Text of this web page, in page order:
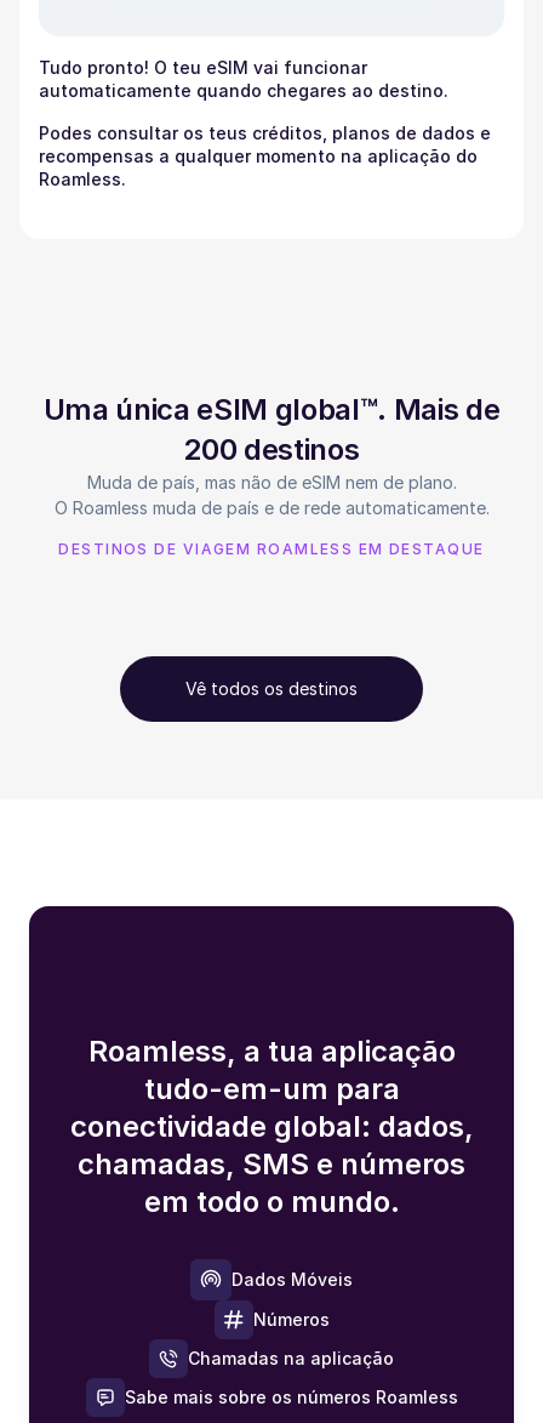
Tudo pronto! O teu eSIM vai funcionar
automaticamente quando chegares ao destino.
Podes consultar os teus créditos, planos de dados e
recompensas a qualquer momento na aplicação do
Roamless.
Uma única eSIM global™. Mais de
200 destinos
Muda de país, mas não de eSIM nem de plano.
O Roamless muda de país e de rede automaticamente.
DESTINOS DE VIAGEM ROAMLESS EM DESTAQUE
Vê todos os destinos
Roamless, a tua aplicação
tudo-em-um para
conectividade global: dados,
chamadas, SMS e números
em todo o mundo.
Dados Móveis
Números
Chamadas na aplicação
Sabe mais sobre os números Roamless